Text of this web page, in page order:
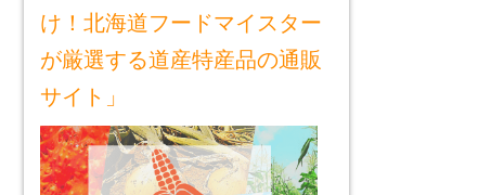
け！北海道フードマイスター
が厳選する道産特産品の通販
サイト」